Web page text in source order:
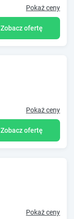
Pokaż ceny
Zobacz ofertę
Pokaż ceny
Zobacz ofertę
Pokaż ceny